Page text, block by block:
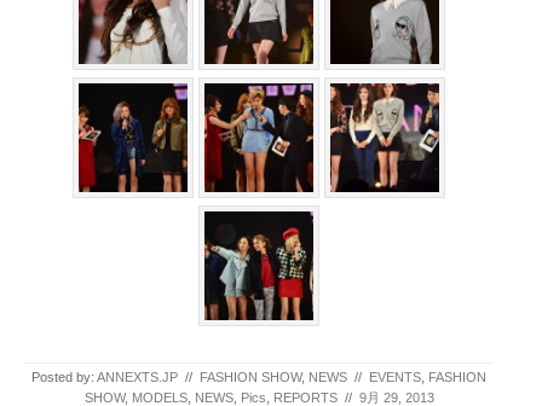
Posted by: ANNEXTS.JP // FASHION SHOW, NEWS // EVENTS FASHION
SHOW, MODELS, NEWS, Pics REPORTS // 9月 29, 2013